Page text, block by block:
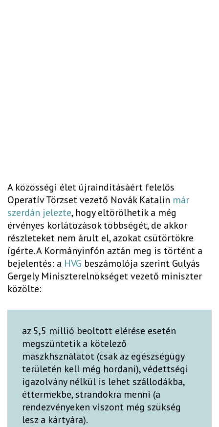
A közösségi élet újraindításáért felelős
Operatív Törzset vezető Novák Katalin már
szerdán jelezte, hogy eltörölhetik a még
érvényes korlátozások többségét, de akkor
részleteket nem árult el, azokat csütörtökre
ígérte. A Kormányinfón aztán meg is történt a
bejelentés: a HVG beszámolója szerint Gulyás
Gergely Miniszterelnökséget vezető miniszter
közölte:
az 5,5 millió beoltott elérése esetén
megszüntetik a kötelező
maszkhsználatot (csak az egészségügy
területén kell még hordani), védettségi
igazolvány nélkül is lehet szállodákba,
éttermekbe, strandokra menni (a
rendezvényeken viszont még szükség
lesz a kártyára).